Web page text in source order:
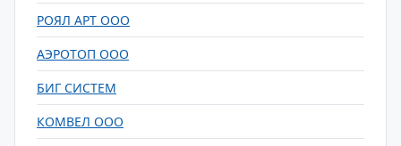
РОЯЛ АРТ ООО
АЭРОТОП ООО
БИГ СИСТЕМ
КОМВЕЛ ООО